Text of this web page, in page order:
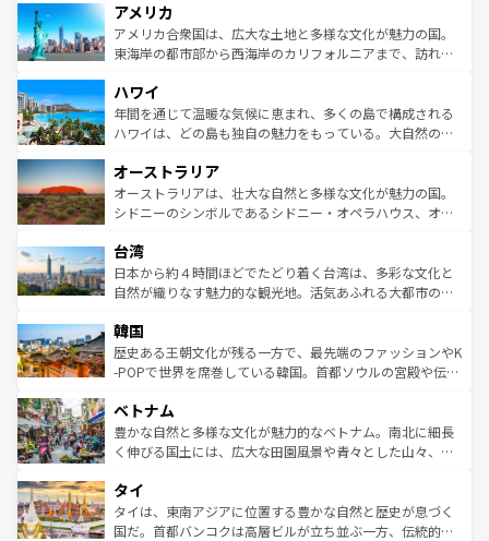
ンツ一覧を参照してほしい。
の建物がそのまま残る町や、スイスならではのユニークな
博物館もあり、アルプス観光だけでなく町歩きも満喫する
ことができる。国民の所得が高いため物価も高いが、旅行
ば市内交通費無料で観光を楽しむこともできる。 なお、新
着のスイス情報はコンテンツ一覧 を参照してほしい。
アメリカ
アメリカ合衆国は、広大な土地と多様な文化が魅力の国。
東海岸の都市部から西海岸のカリフォルニアまで、訪れる
のような巨大都市は、観光、ショッピング、エンターテイ
ンメントが詰まった刺激的なスポットだ。一方、アメリカ
西部には大自然が広がり、グランドキャニオンやイエロー
部のニューオーリンズでは、音楽と美食が融合した独特の
文化が魅力。旅行者はアメリカの各地域で異なる魅力を楽
しみながら、その多様性と豊かな歴史を感じることができ
ならではの贅沢な旅のスタイルだ。 なお、新着のアメリカ
情報はコンテンツ一覧を参照してほしい。
ハワイ
年間を通じて温暖な気候に恵まれ、多くの島で構成される
ハワイは、どの島も独自の魅力をもっている。大自然の神
ワイ島は見逃せない。また、定番の観光地といえばオアフ
島だが、静かな自然を求めるならマウイ島やカウアイ島が
おすすめ。エメラルドグリーンに輝く海をはじめ、豊かな
れるおもてなしの心で訪れる人々を迎えてくれるハワイの
人々、おいしいローカルフードやハワイアンミュージッ
ク、伝統的なフラダンスなど、すべてがハワイの魅力を彩
ワイを、存分に味わってほしい。 なお、新着のハワイ情報
はコンテンツ一覧を参照してほしい。
オーストラリア
オーストラリアは、壮大な自然と多様な文化が魅力の国。
シドニーのシンボルであるシドニー・オペラハウス、オー
リアリーフや大陸中央部にそびえるウルル（エアーズロッ
ク）、タスマニアの美しい原生林やケアンズの熱帯雨林な
ど、見どころがたくさん。また、カフェやワイン、オージ
いる。アクティビティも充実しており、サーフィンやダイ
ビング、ハイキングなど、アウトドア好きにはたまらな
い。オーストラリアの多彩な魅力を存分に味わいつくそ
参照してほしい。
台湾
日本から約４時間ほどでたどり着く台湾は、多彩な文化と
自然が織りなす魅力的な観光地。活気あふれる大都市の台
ン）、静ひつな山岳地帯である台湾東部など、都市の喧騒
と山間の静けさが共存しており、訪れる人に新しい発見と
驚きをもたらしてくれる。また、奥深い台湾の食文化も魅
容にもいいと評判のスイーツなど、バラエティ豊かな料理
が味わえる。 なお、新着の台湾情報は コンテンツ一覧を参
照してほしい。
韓国
歴史ある王朝文化が残る一方で、最先端のファッションやK
-POPで世界を席巻している韓国。首都ソウルの宮殿や伝統
き、地方に足を延ばせば四季折々の自然美を楽しむことが
できる。そして、キムチや焼肉、絶品のストリートフード
まで、さまざまな韓国料理が待っている。夜には、韓国な
リティに包まれながら、韓国の多彩な魅力を心ゆくまで味
わってみてほしい。 なお、新着の韓国情報はコンテンツ一
覧を参照してほしい。
ベトナム
豊かな自然と多様な文化が魅力的なベトナム。南北に細長
く伸びる国土には、広大な田園風景や青々とした山々、世
急速な発展と共に伝統が息づく。ハノイの古い町並みやホ
ーチミン市のフランス統治時代の建物も、独特の雰囲気を
醸し出している。また、バラエティの豊かさとおいしさで
タイ
タイは、東南アジアに位置する豊かな自然と歴史が息づく
国だ。首都バンコクは高層ビルが立ち並ぶ一方、伝統的な